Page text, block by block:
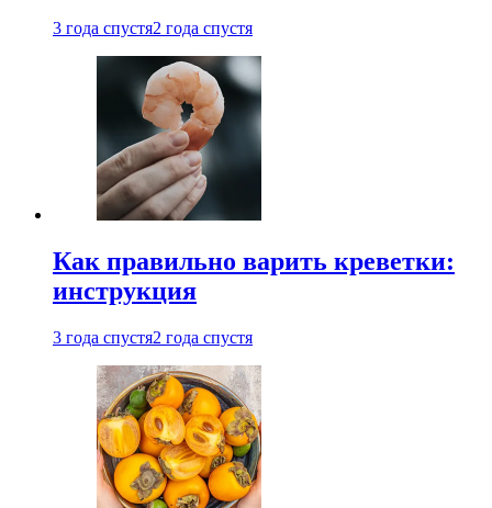
3 года спустя2 года спустя
Как правильно варить креветки:
инструкция
3 года спустя2 года спустя